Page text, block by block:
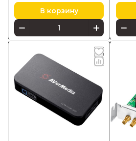
В корзину